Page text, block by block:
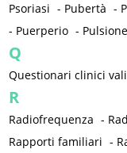
Psoriasi - Pubertà -
- Puerperio -
Q
Questionari clinici
R
Radiofrequenza -
Rapporti familiari -